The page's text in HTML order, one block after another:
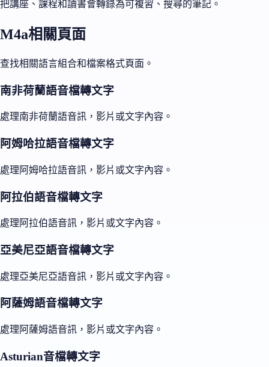
把講座、課程和讀書會轉錄為可複習、搜尋的筆記。
M4a相關頁面
查找相關語言組合和檔案格式頁面。
南非荷蘭語音檔轉文字
處理南非荷蘭語音訊，影片或文字內容。
阿姆哈拉語音檔轉文字
處理阿姆哈拉語音訊，影片或文字內容。
阿拉伯語音檔轉文字
處理阿拉伯語音訊，影片或文字內容。
亞美尼亞語音檔轉文字
處理亞美尼亞語音訊，影片或文字內容。
阿薩姆語音檔轉文字
處理阿薩姆語音訊，影片或文字內容。
Asturian音檔轉文字